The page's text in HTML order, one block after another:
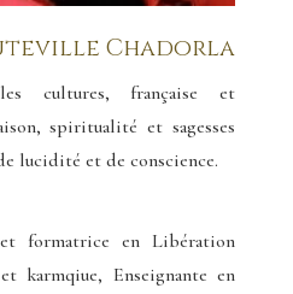
Chadorla
cultures, française et
spiritualité et sagesses
lucidité et de conscience.
formatrice en Libération
karmqiue, Enseignante en